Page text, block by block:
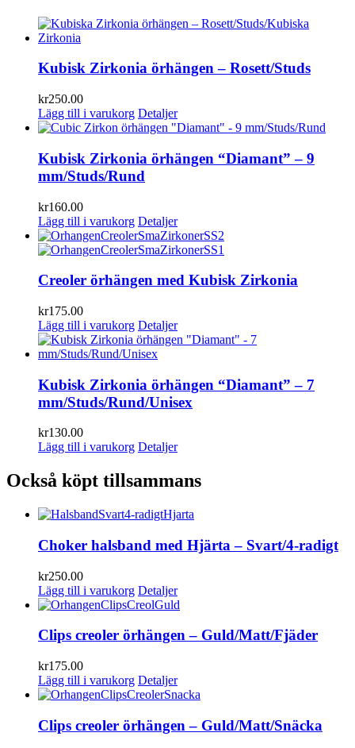
Kubisk Zirkonia örhängen – Rosett/Studs
kr250.00
Lägg till i varukorg Detaljer
Kubisk Zirkonia örhängen “Diamant” – 9
mm/Studs/Rund
kr160.00
Lägg till i varukorg Detaljer
Creoler örhängen med Kubisk Zirkonia
kr175.00
Lägg till i varukorg Detaljer
Kubisk Zirkonia örhängen “Diamant” – 7
mm/Studs/Rund/Unisex
kr130.00
Lägg till i varukorg Detaljer
Också köpt tillsammans
Choker halsband med Hjärta – Svart/4-radigt
kr250.00
Lägg till i varukorg Detaljer
Clips creoler örhängen – Guld/Matt/Fjäder
kr175.00
Lägg till i varukorg Detaljer
Clips creoler örhängen – Guld/Matt/Snäcka